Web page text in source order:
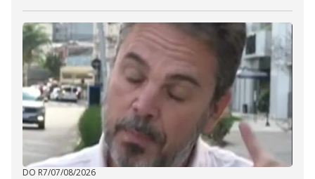
DO R7/07/08/2026